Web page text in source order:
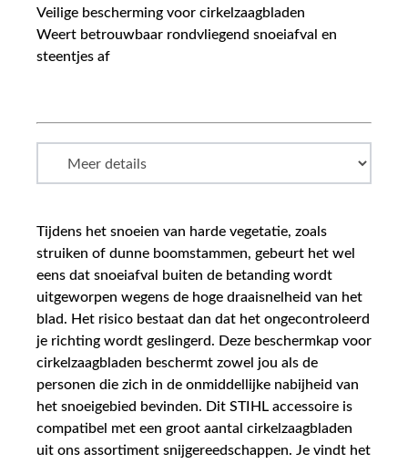
Veilige bescherming voor cirkelzaagbladen
Weert betrouwbaar rondvliegend snoeiafval en
steentjes af
Tijdens het snoeien van harde vegetatie, zoals
struiken of dunne boomstammen, gebeurt het wel
eens dat snoeiafval buiten de betanding wordt
uitgeworpen wegens de hoge draaisnelheid van het
blad. Het risico bestaat dan dat het ongecontroleerd
je richting wordt geslingerd. Deze beschermkap voor
cirkelzaagbladen beschermt zowel jou als de
personen die zich in de onmiddellijke nabijheid van
het snoeigebied bevinden. Dit STIHL accessoire is
compatibel met een groot aantal cirkelzaagbladen
uit ons assortiment snijgereedschappen. Je vindt het